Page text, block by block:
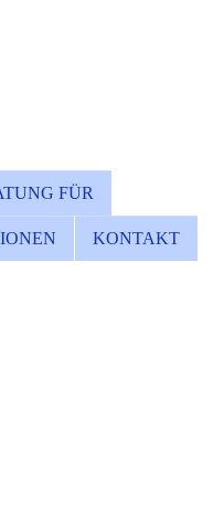
FÜR
KONTAKT